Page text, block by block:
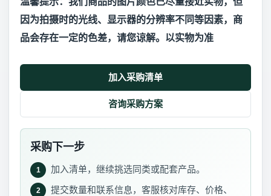
因为拍摄时的光线、显示器的分辨率不同等因素，商
品会存在一定的色差，请您谅解。以实物为准
加入采购清单
咨询采购方案
采购下一步
1 加入清单，继续挑选同类或配套产品。
2
提交数量和联系信息，客服核对库存、价格、